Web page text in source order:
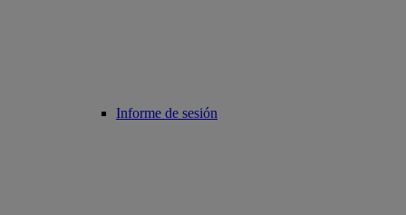
Informe de sesión